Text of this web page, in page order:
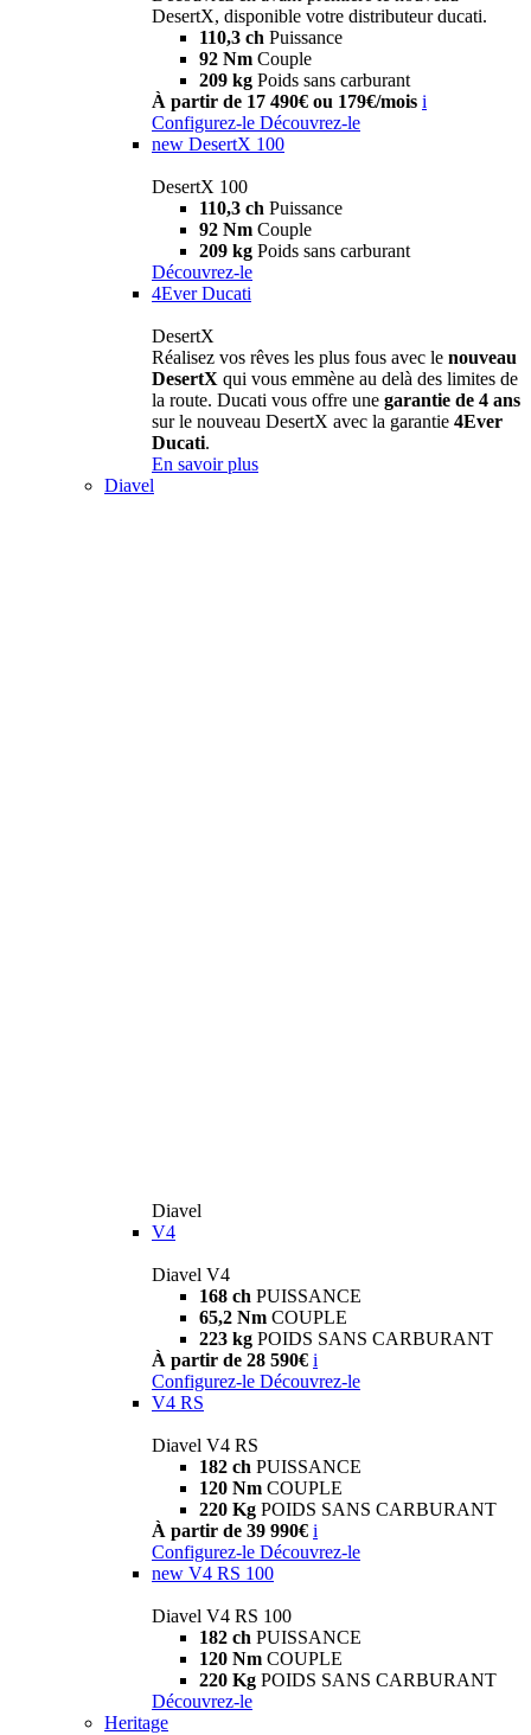
DesertX, disponible votre distributeur ducati.
110,3 ch Puissance
92 Nm Couple
209 kg Poids sans carburant
À partir de 17 490€ ou 179€/mois i
Configurez-le Découvrez-le
new DesertX 100
DesertX 100
110,3 ch Puissance
92 Nm Couple
209 kg Poids sans carburant
Découvrez-le
4Ever Ducati
DesertX
Réalisez vos rêves les plus fous avec le nouveau
DesertX qui vous emmène au delà des limites de
la route. Ducati vous offre une garantie de 4 ans
sur le nouveau DesertX avec la garantie 4Ever
Ducati.
En savoir plus
Diavel
Diavel
V4
Diavel V4
168 ch PUISSANCE
65,2 Nm COUPLE
223 kg POIDS SANS CARBURANT
À partir de 28 590€ i
Configurez-le Découvrez-le
V4 RS
Diavel V4 RS
182 ch PUISSANCE
120 Nm COUPLE
220 Kg POIDS SANS CARBURANT
À partir de 39 990€ i
Configurez-le Découvrez-le
new V4 RS 100
Diavel V4 RS 100
182 ch PUISSANCE
120 Nm COUPLE
220 Kg POIDS SANS CARBURANT
Découvrez-le
Heritage